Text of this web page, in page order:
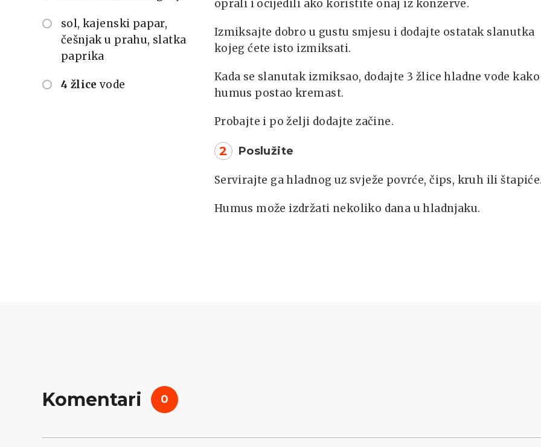
sol, kajenski papar,
češnjak u prahu, slatka
paprika
4 žlice vode
oprali i ocijedili ako koristite onaj iz konzerve.
Izmiksajte dobro u gustu smjesu i dodajte ostatak slanutka
kojeg ćete isto izmiksati.
Kada se slanutak izmiksao, dodajte 3 žlice hladne vode
humus postao kremast.
Probajte i po želji dodajte začine.
2 Poslužite
Servirajte ga hladnog uz svježe povrće, čips, kruh ili
Humus može izdržati nekoliko dana u hladnjaku.
Komentari 0